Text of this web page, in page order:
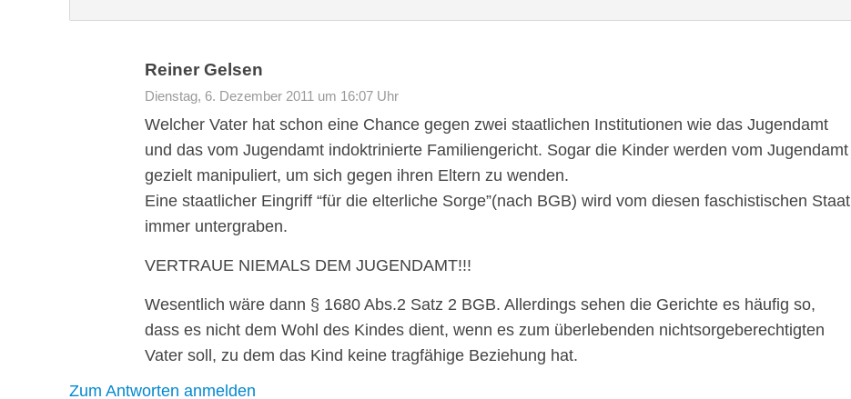
Reiner Gelsen
Dienstag, 6. Dezember 2011 um 16:07 Uhr
Welcher Vater hat schon eine Chance gegen zwei staatlichen Institutionen wie das Jugendamt
und das vom Jugendamt indoktrinierte Familiengericht. Sogar die Kinder werden vom Jugendamt
gezielt manipuliert, um sich gegen ihren Eltern zu wenden.
Eine staatlicher Eingriff “für die elterliche Sorge”(nach BGB) wird vom diesen faschistischen Staat
immer untergraben.
VERTRAUE NIEMALS DEM JUGENDAMT!!!
Wesentlich wäre dann § 1680 Abs.2 Satz 2 BGB. Allerdings sehen die Gerichte es häufig so,
dass es nicht dem Wohl des Kindes dient, wenn es zum überlebenden nichtsorgeberechtigten
Vater soll, zu dem das Kind keine tragfähige Beziehung hat.
Zum Antworten anmelden